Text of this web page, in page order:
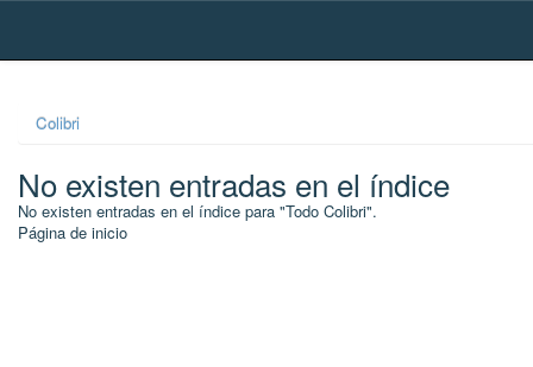
Skip
Colibri
No existen entradas en el índice
No existen entradas en el índice para "Todo Colibri".
Página de inicio